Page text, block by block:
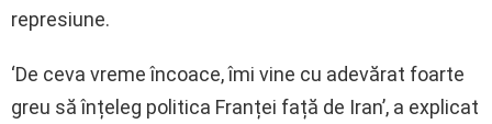
represiune.
‘De ceva vreme încoace, îmi vine cu adevărat foarte
greu să înțeleg politica Franței față de Iran’, a explicat